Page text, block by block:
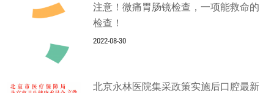
注意！微痛胃肠镜检查，一项能救命的
检查！
2022-08-30
北京永林医院集采政策实施后口腔最新